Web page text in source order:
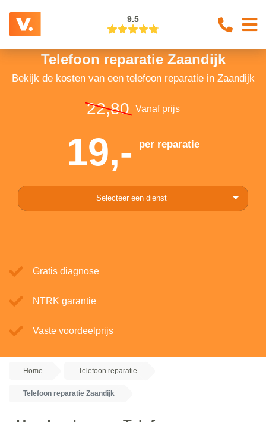
9.5
Telefoon reparatie Zaandijk
Bekijk de kosten van een telefoon reparatie in Zaandijk
22,80 Vanaf prijs
19,- per reparatie
Selecteer een dienst
Gratis diagnose
NTRK garantie
Vaste voordeelprijs
Home Telefoon reparatie
Telefoon reparatie Zaandijk